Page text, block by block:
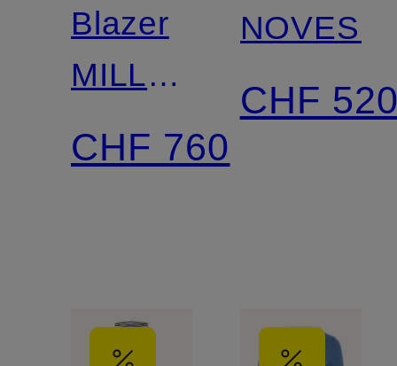
Blazer
MILLER
DICKEY
CHF 760
CHF